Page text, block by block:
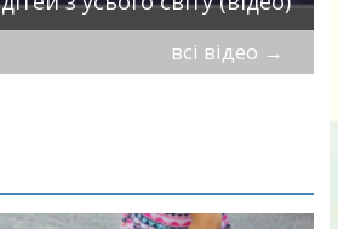
всі відео →